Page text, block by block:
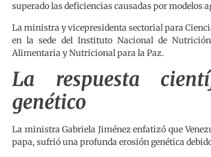
superado las deficiencias causadas por modelos
La ministra y vicepresidenta sectorial para
en la sede del Instituto Nacional de
Alimentaria y Nutricional para la Paz.
La respuesta
genético
La ministra Gabriela Jiménez enfatizó que
papa, sufrió una profunda erosión genética